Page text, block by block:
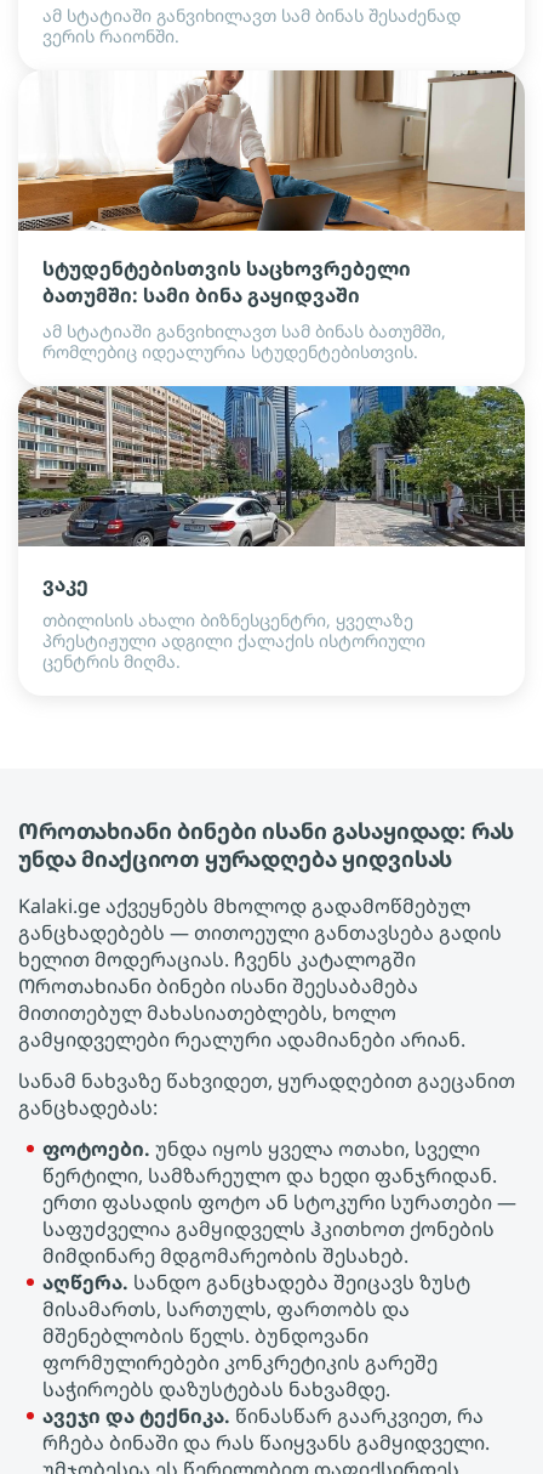
ამ სტატიაში განვიხილავთ სამ ბინას შესაძენად
ვერის რაიონში.
სტუდენტებისთვის საცხოვრებელი
ბათუმში: სამი ბინა გაყიდვაში
ამ სტატიაში განვიხილავთ სამ ბინას ბათუმში,
რომლებიც იდეალურია სტუდენტებისთვის.
ვაკე
თბილისის ახალი ბიზნესცენტრი, ყველაზე
პრესტიჟული ადგილი ქალაქის ისტორიული
ცენტრის მიღმა.
Ოროთახიანი ბინები ისანი გასაყიდად: რას
უნდა მიაქციოთ ყურადღება ყიდვისას
Kalaki.ge აქვეყნებს მხოლოდ გადამოწმებულ
განცხადებებს — თითოეული განთავსება გადის
ხელით მოდერაციას. ჩვენს კატალოგში
Ოროთახიანი ბინები ისანი შეესაბამება
მითითებულ მახასიათებლებს, ხოლო
გამყიდველები რეალური ადამიანები არიან.
სანამ ნახვაზე წახვიდეთ, ყურადღებით გაეცანით
განცხადებას:
ფოტოები. უნდა იყოს ყველა ოთახი, სველი
წერტილი, სამზარეულო და ხედი ფანჯრიდან.
ერთი ფასადის ფოტო ან სტოკური სურათები —
საფუძველია გამყიდველს ჰკითხოთ ქონების
მიმდინარე მდგომარეობის შესახებ.
აღწერა. სანდო განცხადება შეიცავს ზუსტ
მისამართს, სართულს, ფართობს და
მშენებლობის წელს. ბუნდოვანი
ფორმულირებები კონკრეტიკის გარეშე
საჭიროებს დაზუსტებას ნახვამდე.
ავეჯი და ტექნიკა. წინასწარ გაარკვიეთ, რა
რჩება ბინაში და რას წაიყვანს გამყიდველი.